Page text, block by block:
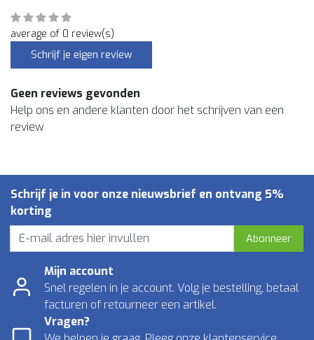
average of 0 review(s)
Schrijf je eigen review
Geen reviews gevonden
Help ons en andere klanten door het schrijven van een
review
Schrijf je in voor onze nieuwsbrief en ontvang 5%
korting
Abonneer
Mijn account
Snel regelen in je account. Volg je bestelling, betaal
facturen of retourneer een artikel.
Vragen?